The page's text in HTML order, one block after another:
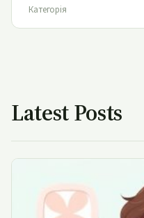
Категорія
Latest Posts